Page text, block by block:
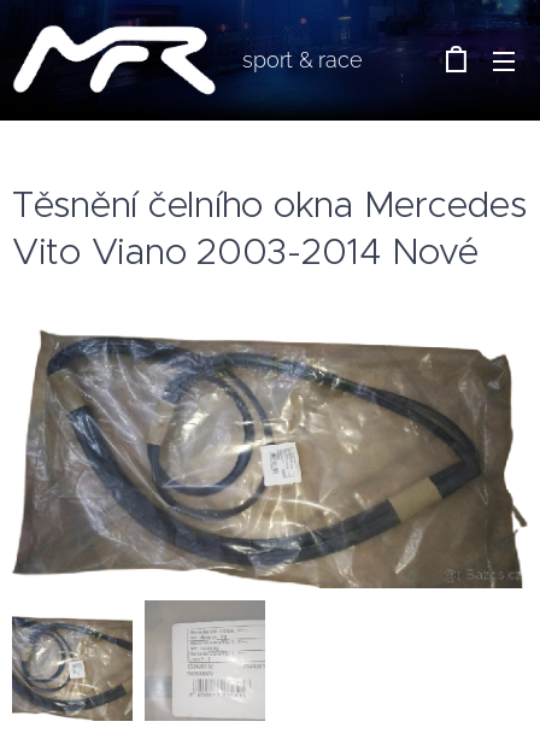
sport & race
Těsnění čelního okna Mercedes
Vito Viano 2003-2014 Nové